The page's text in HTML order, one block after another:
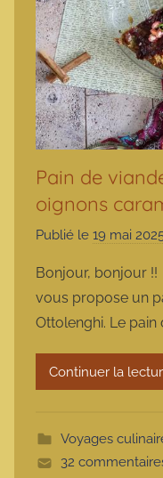
Pain de
oignons
Publié le 19 mai
Bonjour, bonjour
vous propose un
Ottolenghi. Le pain
Continuer la
Voyages
32